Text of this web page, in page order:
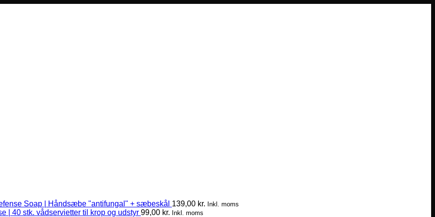
Soap | Håndsæbe "antifungal" + sæbeskål 139,00 kr. Inkl. moms
| 40 stk. vådservietter til krop og udstyr 99,00 kr. Inkl. moms